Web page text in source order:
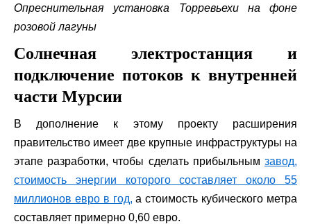
Опреснительная установка Торревьехи на фоне
розовой лагуны
Солнечная электростанция и
подключение потоков к внутренней
части Мурсии
В дополнение к этому проекту расширения
правительство имеет две крупные инфраструктуры на
этапе разработки, чтобы сделать прибыльным завод,
стоимость энергии которого составляет около 55
миллионов евро в год, а стоимость кубического метра
составляет примерно 0,60 евро.